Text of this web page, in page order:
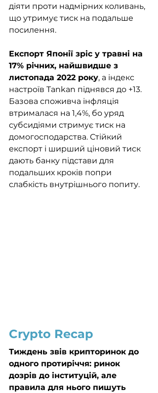
діяти проти надмірних коливань,
що утримує тиск на подальше
посилення.
Експорт Японії зріс у травні на
17% річних, найшвидше з
листопада 2022 року, а індекс
настроїв Tankan піднявся до +13.
Базова споживча інфляція
втрималася на 1,4%, бо уряд
субсидіями стримує тиск на
домогосподарства. Стійкий
експорт і ширший ціновий тиск
дають банку підстави для
подальших кроків попри
слабкість внутрішнього попиту.
Crypto Recap
Тиждень звів крипторинок до
одного протиріччя: ринок
дозрів до інституцій, але
правила для нього пишуть